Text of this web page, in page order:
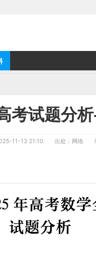
考试题分
11-13 21:10 出处：网络